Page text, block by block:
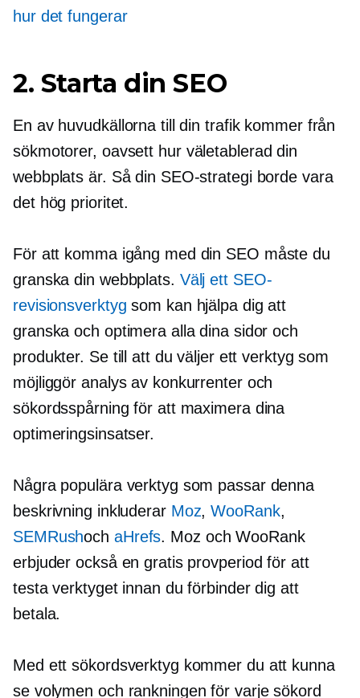
hur det fungerar
2. Starta din SEO
En av huvudkällorna till din trafik kommer från
sökmotorer, oavsett hur väletablerad din
webbplats är. Så din SEO-strategi borde vara
det hög prioritet.
För att komma igång med din SEO måste du
granska din webbplats. Välj ett SEO-
revisionsverktyg som kan hjälpa dig att
granska och optimera alla dina sidor och
produkter. Se till att du väljer ett verktyg som
möjliggör analys av konkurrenter och
sökordsspårning för att maximera dina
optimeringsinsatser.
Några populära verktyg som passar denna
beskrivning inkluderar Moz,WooRank,
SEMRushoch aHrefs. Moz och WooRank
erbjuder också en gratis provperiod för att
testa verktyget innan du förbinder dig att
betala.
Med ett sökordsverktyg kommer du att kunna
se volymen och rankningen för varje sökord